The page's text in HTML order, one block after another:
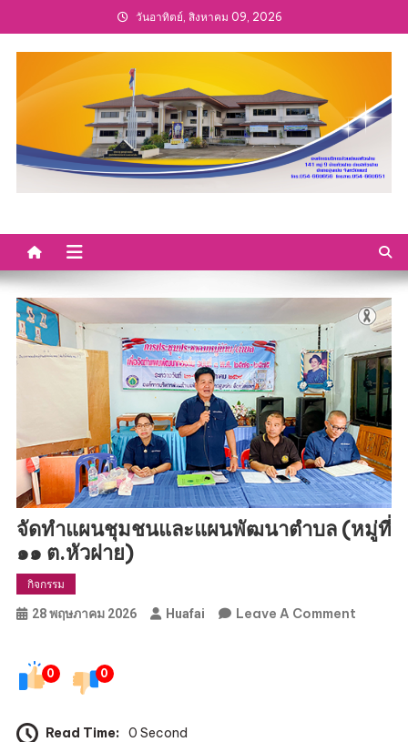
to
content
วันอาทิตย์, สิงหาคม 09, 2026
จัดทำแผนชุมชนและแผนพัฒนาตำบล (หมู่ที่
๑๑ ต.หัวฝาย)
กิจกรรม
28 พฤษภาคม 2026 Huafai Leave A CommentOn
0 0
Read Time: 0 Second